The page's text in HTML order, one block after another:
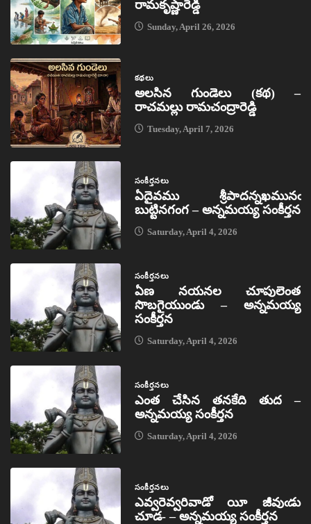
రామకృష్ణారెడ్డి
Sunday, April 26, 2026
కథలు
అలసిన గుండెలు (కథ) –
రాచమల్లు రామచంద్రారెడ్డి
Tuesday, April 7, 2026
సంకీర్తనలు
ఏదైవము శ్రీపాదన్నఖమునఁ
బుట్టినగంగ – అన్నమయ్య సంకీర్తన
Saturday, April 4, 2026
సంకీర్తనలు
ఏణ నయనల చూపులెంత
సొబగైయుండు – అన్నమయ్య
సంకీర్తన
Saturday, April 4, 2026
సంకీర్తనలు
ఎంత చేసిన తనకేది తుద –
అన్నమయ్య సంకీర్తన
Saturday, April 4, 2026
సంకీర్తనలు
ఎవ్వరెవ్వరివాడో యీ జీవుఁడు
చూడ- – అన్నమయ్య సంకీర్తన